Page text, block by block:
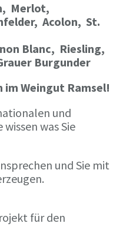
Merlot,
Acolon, St.
Blanc, Riesling,
Burgunder
im Weingut Ramsel!
und
was Sie
und Sie mit
für den